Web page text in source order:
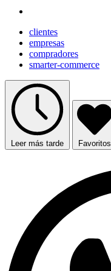
clientes
empresas
compradores
smarter-commerce
Leer más tarde Favoritos